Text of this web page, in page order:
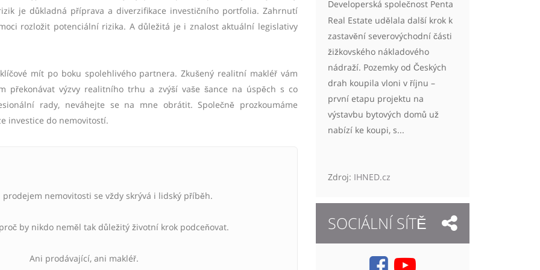
je důkladná příprava a diverzifikace investičního portfolia. Zahrnutí
rozložit potenciální rizika. A důležitá je i znalost aktuální legislativy
mít po boku spolehlivého partnera. Zkušený realitní makléř vám
překonávat výzvy realitního trhu a zvýší vaše šance na úspěch s co
rady, neváhejte se na mne obrátit. Společně prozkoumáme
investice do nemovitostí.
prodejem nemovitosti se vždy skrývá i lidský příběh.
by nikdo neměl tak důležitý životní krok podceňovat.
Ani prodávající, ani makléř.
Developerská společnost Penta
Real Estate udělala další krok k
zastavění severovýchodní části
žižkovského nákladového
nádraží. Pozemky od Českých
drah koupila vloni v říjnu –
první etapu projektu na
výstavbu bytových domů už
nabízí ke koupi, s...
Zdroj: IHNED.cz
SOCIÁLNÍ SÍTĚ